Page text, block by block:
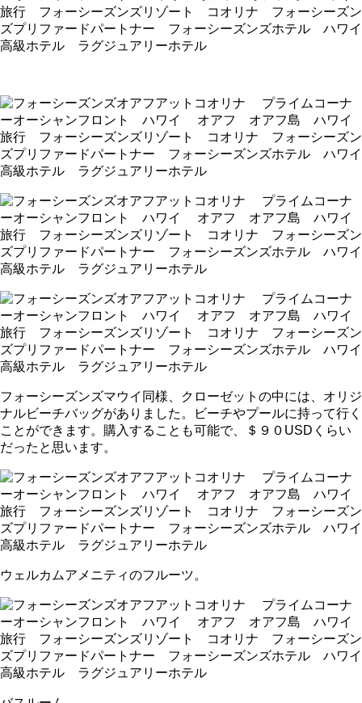
フォーシーズンズマウイ同様、クローゼットの中には、オリジ
ナルビーチバッグがありました。ビーチやプールに持って行く
ことができます。購入することも可能で、＄９０USDくらい
だったと思います。
ウェルカムアメニティのフルーツ。